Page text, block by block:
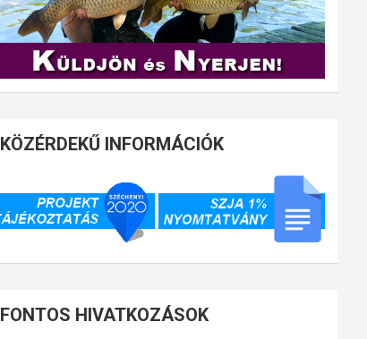
KÖZÉRDEKŰ INFORMÁCIÓK
FONTOS HIVATKOZÁSOK